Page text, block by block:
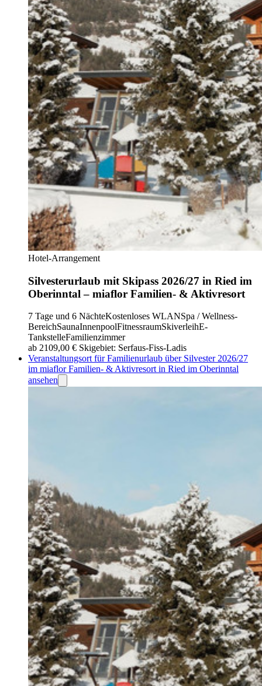
Hotel-Arrangement
Silvesterurlaub mit Skipass 2026/27 in Ried im
Oberinntal – miaflor Familien- & Aktivresort
7 Tage und 6 NächteKostenloses WLANSpa / Wellness-
BereichSaunaInnenpoolFitnessraumSkiverleihE-
TankstelleFamilienzimmer
ab 2109,00 € Skigebiet: Serfaus-Fiss-Ladis
Veranstaltungsort für Familienurlaub über Silvester 2026/27
im miaflor Familien- & Aktivresort in Ried im Oberinntal
ansehen